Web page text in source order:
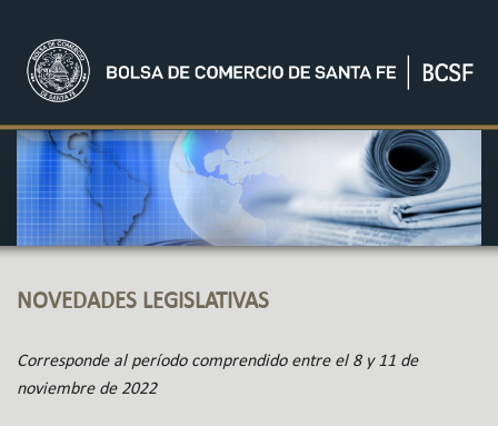
NOVEDADES LEGISLATIVAS
Corresponde al período comprendido entre el 8 y 11 de
noviembre de 2022